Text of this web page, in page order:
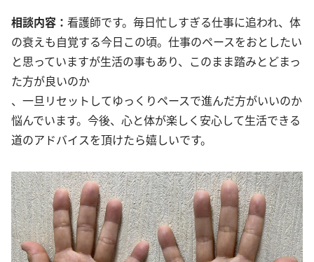
相談内容： 看護師です。毎日忙しすぎる仕事に追われ、体
の衰えも自覚する今日この頃。仕事のペースをおとしたい
と思っていますが生活の事もあり、このまま踏みとどまっ
た方が良いのか
、一旦リセットしてゆっくりペースで進んだ方がいいのか
悩んでいます。今後、心と体が楽しく安心して生活できる
道のアドバイスを頂けたら嬉しいです。